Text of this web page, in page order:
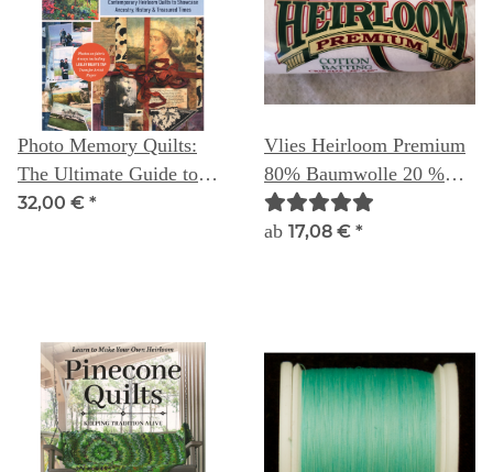
Photo Memory Quilts:
The Ultimate Guide to
Contemporary Heirloom
32,00 € *
Vlies Heirloom Premium
80% Baumwolle 20 %
Polyester
ab 17,08 € *